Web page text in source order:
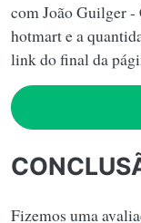
com João Guilger
hotmart e a
link do final da
Fizemos uma